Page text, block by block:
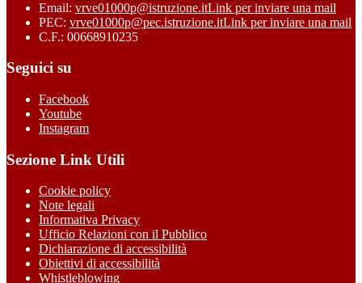
Email: vrve01000p@istruzione.itLink per inviare una mail
PEC: vrve01000p@pec.istruzione.itLink per inviare una mail
C.F.: 00668910235
Seguici su
Facebook
Youtube
Instagram
Sezione Link Utili
Cookie policy
Note legali
Informativa Privacy
Ufficio Relazioni con il Pubblico
Dichiarazione di accessibilità
Obiettivi di accessibilità
Whistleblowing